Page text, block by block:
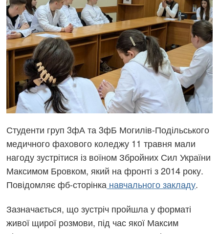
Студенти груп 3фА та 3фБ Могилів-Подільського
медичного фахового коледжу 11 травня мали
нагоду зустрітися із воїном Збройних Сил України
Максимом Бровком, який на фронті з 2014 року.
Повідомляє фб-сторінка навчального закладу.
Зазначається, що зустріч пройшла у форматі
живої щирої розмови, під час якої Максим